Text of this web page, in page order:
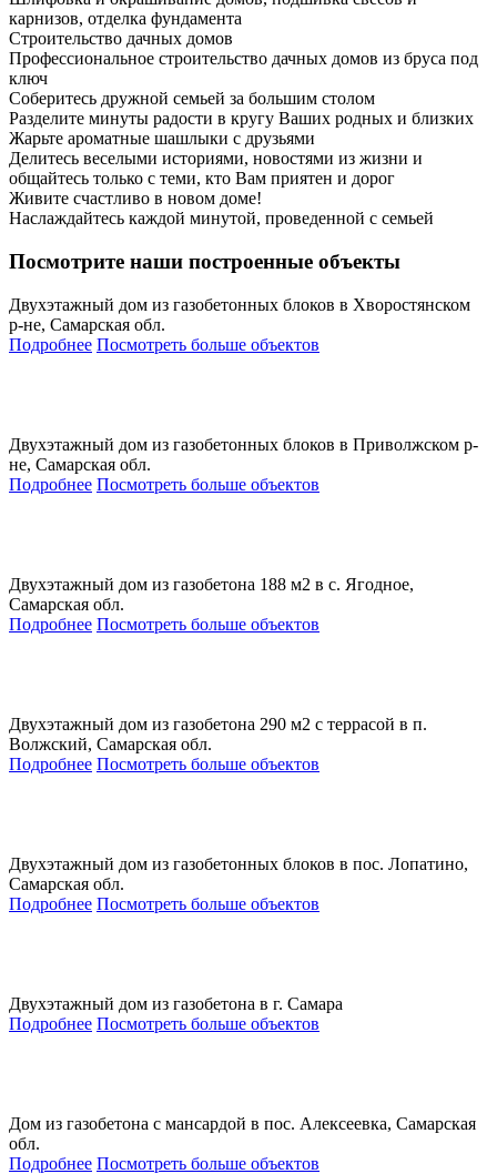
карнизов, отделка фундамента
Строительство дачных домов
Профессиональное строительство дачных домов из бруса под
ключ
Соберитесь дружной семьей за большим столом
Разделите минуты радости в кругу Ваших родных и близких
Жарьте ароматные шашлыки с друзьями
Делитесь веселыми историями, новостями из жизни и
общайтесь только с теми, кто Вам приятен и дорог
Живите счастливо в новом доме!
Наслаждайтесь каждой минутой, проведенной с семьей
Посмотрите наши построенные объекты
Двухэтажный дом из газобетонных блоков в Хворостянском
р-не, Самарская обл.
Подробнее Посмотреть больше объектов
Двухэтажный дом из газобетонных блоков в Приволжском р-
не, Самарская обл.
Подробнее Посмотреть больше объектов
Двухэтажный дом из газобетона 188 м2 в с. Ягодное,
Самарская обл.
Подробнее Посмотреть больше объектов
Двухэтажный дом из газобетона 290 м2 с террасой в п.
Волжский, Самарская обл.
Подробнее Посмотреть больше объектов
Двухэтажный дом из газобетонных блоков в пос. Лопатино,
Самарская обл.
Подробнее Посмотреть больше объектов
Двухэтажный дом из газобетона в г. Самара
Подробнее Посмотреть больше объектов
Дом из газобетона с мансардой в пос. Алексеевка, Самарская
обл.
Подробнее Посмотреть больше объектов